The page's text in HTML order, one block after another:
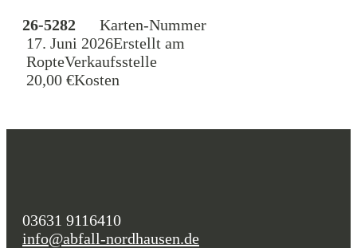
26-5282
Karten-Nummer
17. Juni 2026Erstellt am
RopteVerkaufsstelle
20,00 €Kosten
03631 9116410
info@abfall-nordhausen.de